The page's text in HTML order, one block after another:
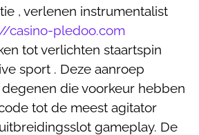
, verlenen instrumentalist
casino-pledoo.com
tot verlichten staartspin
sport . Deze aanroep
die voorkeur hebben
tot de meest agitator
gameplay. De